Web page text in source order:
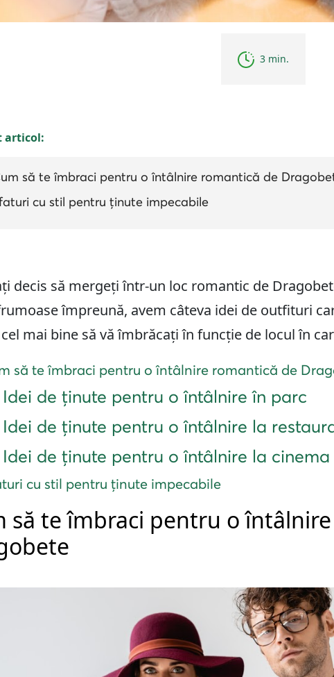
3 min.
articol:
să te îmbraci pentru o întâlnire romantică de
cu stil pentru ținute impecabile
decis să mergeți într-un loc romantic de
împreună, avem câteva idei de outfituri
mai bine să vă îmbrăcați în funcție de locul în
să te îmbraci pentru o întâlnire romantică de
Idei de ținute pentru o întâlnire în parc
Idei de ținute pentru o întâlnire la
Idei de ținute pentru o întâlnire la cinema
cu stil pentru ținute impecabile
să te îmbraci pentru o